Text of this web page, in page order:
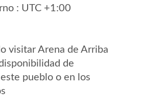
: UTC +1:00
visitar Arena de Arriba
de
pueblo o en los